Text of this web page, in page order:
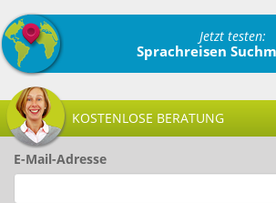
Jetzt testen:
Sprachreisen
KOSTENLOSE BERATUNG
E-Mail-Adresse